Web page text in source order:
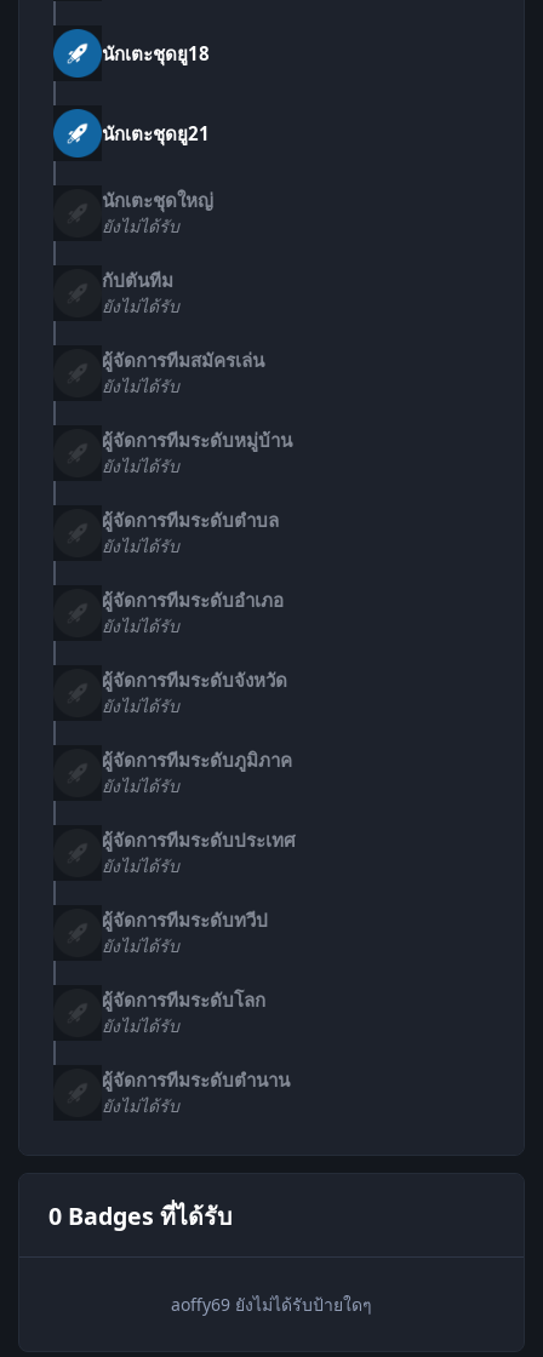
นักเตะชุดยู18
นักเตะชุดยู21
นักเตะชุดใหญ่
ยังไม่ได้รับ
กัปตันทีม
ยังไม่ได้รับ
ผู้จัดการทีมสมัครเล่น
ยังไม่ได้รับ
ผู้จัดการทีมระดับหมู่บ้าน
ยังไม่ได้รับ
ผู้จัดการทีมระดับตำบล
ยังไม่ได้รับ
ผู้จัดการทีมระดับอำเภอ
ยังไม่ได้รับ
ผู้จัดการทีมระดับจังหวัด
ยังไม่ได้รับ
ผู้จัดการทีมระดับภูมิภาค
ยังไม่ได้รับ
ผู้จัดการทีมระดับประเทศ
ยังไม่ได้รับ
ผู้จัดการทีมระดับทวีป
ยังไม่ได้รับ
ผู้จัดการทีมระดับโลก
ยังไม่ได้รับ
ผู้จัดการทีมระดับตำนาน
ยังไม่ได้รับ
0 Badges ที่ได้รับ
aoffy69 ยังไม่ได้รับป้ายใดๆ